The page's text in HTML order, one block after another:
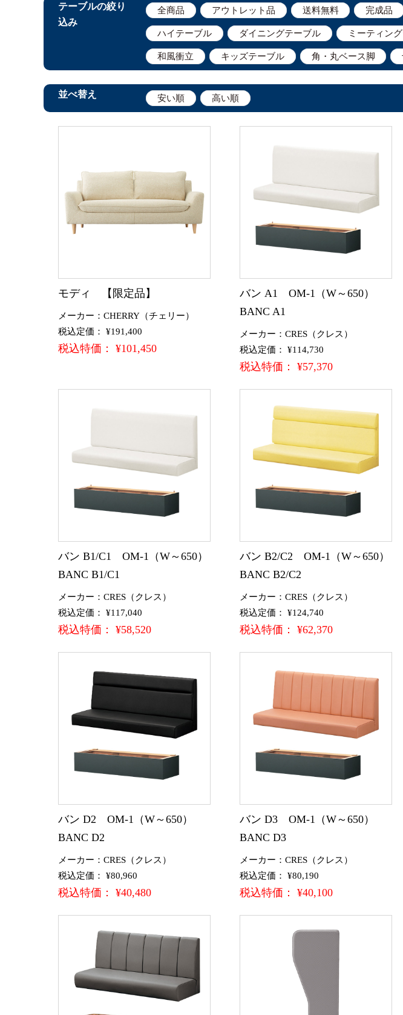
テーブルの絞り
込み
全商品 アウトレット品 送料無料 完成品
ハイテーブル ダイニングテーブル ミーティン
和風衝立 キッズテーブル 角・丸ベース脚
並べ替え 安い順 高い順
モディ 【限定品】
メーカー：CHERRY（チェリー）
税込定価： ¥191,400
税込特価： ¥101,450
バン A1 OM-1（W～650）
BANC A1
メーカー：CRES（クレス）
税込定価： ¥114,730
税込特価： ¥57,370
バン B1/C1 OM-1（W～650）
BANC B1/C1
メーカー：CRES（クレス）
税込定価： ¥117,040
税込特価： ¥58,520
バン B2/C2 OM-1（W～650）
BANC B2/C2
メーカー：CRES（クレス）
税込定価： ¥124,740
税込特価： ¥62,370
バン D2 OM-1（W～650）
BANC D2
メーカー：CRES（クレス）
税込定価： ¥80,960
税込特価： ¥40,480
バン D3 OM-1（W～650）
BANC D3
メーカー：CRES（クレス）
税込定価： ¥80,190
税込特価： ¥40,100